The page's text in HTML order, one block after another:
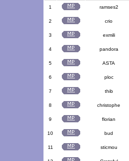
1 ramses2
2 crio
3 exmili
4 pandora
5 ASTA
6 ploc
7 thib
8 christophe
9 florian
10 bud
11 sticmou